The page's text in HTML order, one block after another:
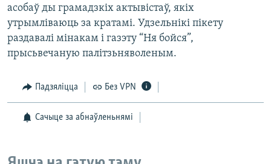
асобаў ды грамадзкіх актывістаў, якіх
утрымліваюць за кратамі. Удзельнікі пікету
раздавалі мінакам і газэту “Ня бойся”,
прысьвечаную палітзьняволеным.
Падзяліцца Без VPN
Сачыце за абнаўленьнямі